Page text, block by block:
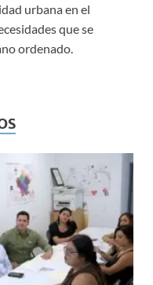
urbana en el
que se
ordenado.